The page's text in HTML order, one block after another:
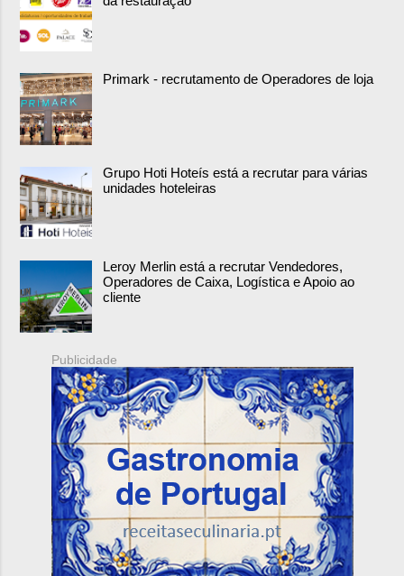
Primark - recrutamento de Operadores de loja
Grupo Hoti Hoteís está a recrutar para várias
unidades hoteleiras
Leroy Merlin está a recrutar Vendedores,
Operadores de Caixa, Logística e Apoio ao
cliente
Publicidade